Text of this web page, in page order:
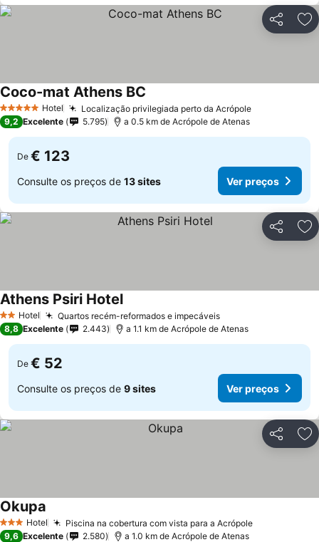
Partilhar
5 Estrelas Hotel Localização privilegiada perto da Acrópole
Coco-mat Athens BC
9,2 Excelente 5.795 a 0.5 km de Acrópole de Atenas
De € 123
Consulte os preços de 13 sites Ver preços
Partilhar
2 Estrelas
Hotel Quartos recém-reformados e impecáveis
Athens Psiri Hotel
8,8 Excelente 2.443 a 1.1 km de Acrópole de Atenas
De € 52
Consulte os preços de 9 sites Ver preços
Partilhar
3 EstrelasHotel Piscina na cobertura com vista para a Acrópole
Okupa
9,6 Excelente 2.580 a 1.0 km de Acrópole de Atenas